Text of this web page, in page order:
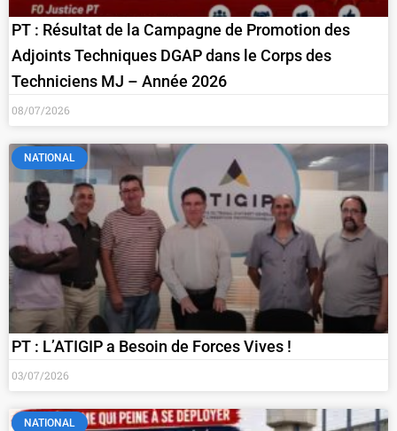
PT : Résultat de la Campagne de Promotion des
Adjoints Techniques DGAP dans le Corps des
Techniciens MJ – Année 2026
08/07/2026
NATIONAL
PT : L’ATIGIP a Besoin de Forces Vives !
03/07/2026
NATIONAL